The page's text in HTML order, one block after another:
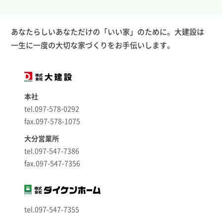
あなたらしいあなただけの「いい家」のために。大建設は
一生に一度の大切な家づくりをお手伝いします。
本社
tel.097-578-0292
fax.097-578-1075
大分営業所
tel.097-547-7386
fax.097-547-7356
tel.097-547-7355